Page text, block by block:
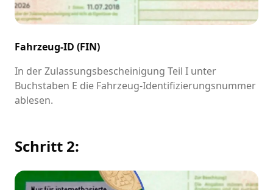
Fahrzeug-ID (FIN)
In der Zulassungsbescheinigung Teil I unter
Buchstaben E die Fahrzeug-Identifizierungsnummer
ablesen.
Schritt 2: